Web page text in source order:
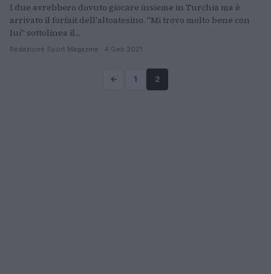
I due avrebbero dovuto giocare insieme in Turchia ma è
arrivato il forfait dell'altoatesino. "Mi trovo molto bene con
lui" sottolinea il…
Redazione Sport Magazine · 4 Gen 2021
← 1 2